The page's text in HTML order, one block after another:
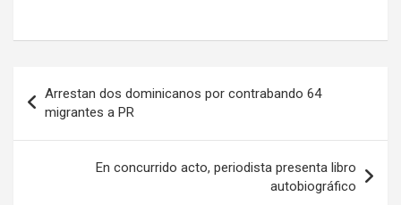
de
entradas
Arrestan dos dominicanos por contrabando 64
migrantes a PR
En concurrido acto, periodista presenta libro
autobiográfico